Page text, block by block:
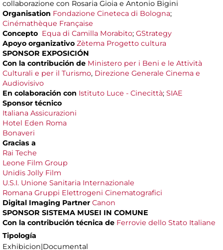
collaborazione con Rosaria Gioia e Antonio Bigini
Organisation Fondazione Cineteca di Bologna;
Cinémathèque Française
Concepto Equa di Camilla Morabito; GStrategy
Apoyo organizativo Zètema Progetto cultura
SPONSOR EXPOSICIÓN
Con la contribución de Ministero per i Beni e le Attività
Culturali e per il Turismo, Direzione Generale Cinema e
Audiovisivo
En colaboración con Istituto Luce - Cinecittà; SIAE
Sponsor técnico
Italiana Assicurazioni
Hotel Eden Roma
Bonaveri
Gracias a
Rai Teche
Leone Film Group
Unidis Jolly Film
U.S.I. Unione Sanitaria Internazionale
Romana Gruppi Elettrogeni Cinematografici
Digital Imaging Partner Canon
SPONSOR SISTEMA MUSEI IN COMUNE
Con la contribución técnica de Ferrovie dello Stato Italiane
Tipología
Exhibicion|Documental